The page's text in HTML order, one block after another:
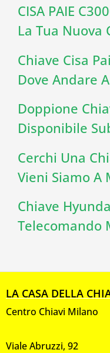
CISA PAIE
La Tua Nuova
Chiave Cisa
Dove Andare
Doppione
Disponibile
Cerchi Una
Vieni Siamo A
Chiave
Telecomando
LA CASA DELLA
Centro Chiavi Milano
Viale Abruzzi, 92